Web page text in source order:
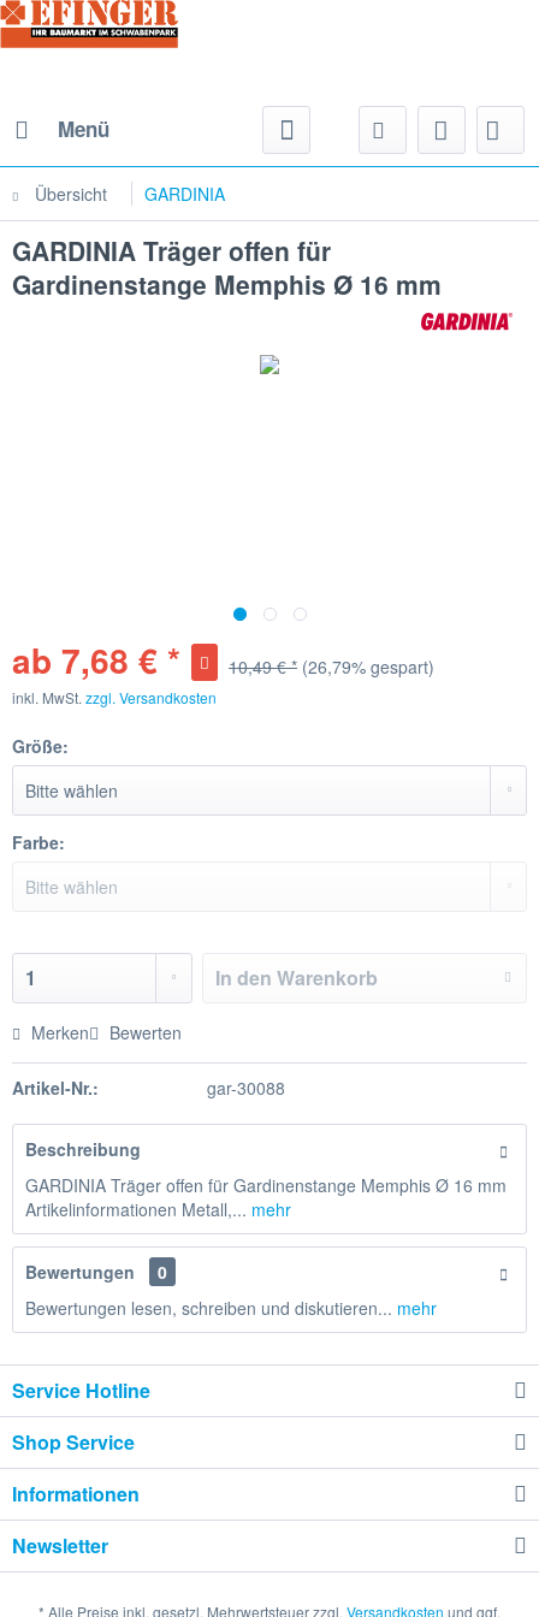
Menü
Übersicht GARDINIA
GARDINIA Träger offen für
Gardinenstange Memphis Ø 16 mm
ab 7,68 € * 10,49 € * (26,79% gespart)
inkl. MwSt. zzgl. Versandkosten
Größe:
Farbe:
In den Warenkorb
Merken Bewerten
Artikel-Nr.: gar-30088
Beschreibung
GARDINIA Träger offen für Gardinenstange Memphis Ø 16 mm
Artikelinformationen Metall,... mehr
Bewertungen
0
Bewertungen lesen, schreiben und diskutieren... mehr
Service Hotline
Shop Service
Informationen
Newsletter
* Alle Preise inkl. gesetzl. Mehrwertsteuer zzgl. Versandkosten und ggf.